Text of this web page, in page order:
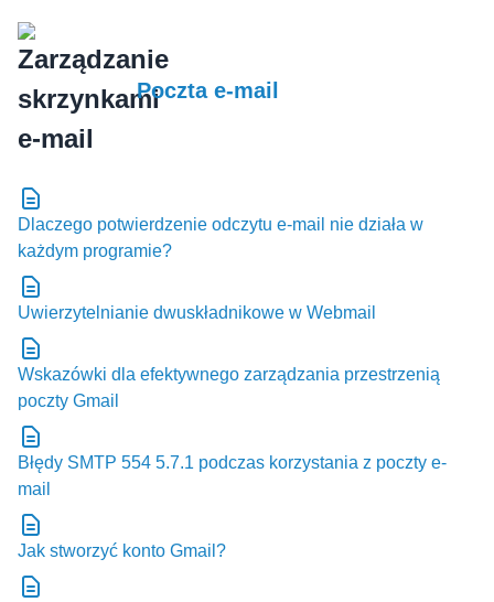
Poczta e-mail
Dlaczego potwierdzenie odczytu e-mail nie działa w
każdym programie?
Uwierzytelnianie dwuskładnikowe w Webmail
Wskazówki dla efektywnego zarządzania przestrzenią
poczty Gmail
Błędy SMTP 554 5.7.1 podczas korzystania z poczty e-
mail
Jak stworzyć konto Gmail?